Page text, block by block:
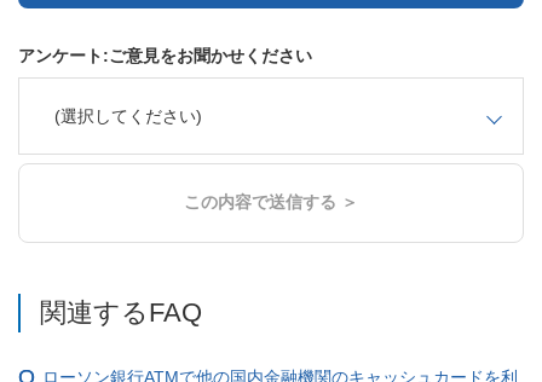
アンケート:ご意見をお聞かせください
(選択してください)
この内容で送信する ＞
関連するFAQ
ローソン銀行ATMで他の国内金融機関のキャッシュカードを利